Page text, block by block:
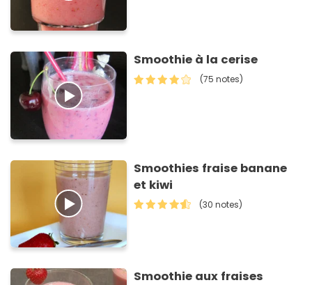
Smoothie à la cerise
(75 notes)
Smoothies fraise banane
et kiwi
(30 notes)
Smoothie aux fraises